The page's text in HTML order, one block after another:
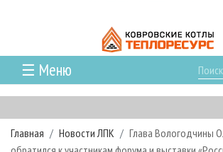
☰ Меню
ГЛАВНАЯ
РУБРИКИ И ТЕМЫ
РУБРИКИ ЖУРНАЛА
НОВОСТИ
Главная Новости ЛПК
Глава Вологодчины